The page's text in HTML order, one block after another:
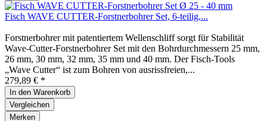
Fisch WAVE CUTTER-Forstnerbohrer Set, 6-teilig,...
Forstnerbohrer mit patentiertem Wellenschliff sorgt für Stabilität
Wave-Cutter-Forstnerbohrer Set mit den Bohrdurchmessern 25 mm,
26 mm, 30 mm, 32 mm, 35 mm und 40 mm. Der Fisch-Tools
„Wave Cutter“ ist zum Bohren von ausrissfreien,...
279,89 € *
In den Warenkorb
Vergleichen
Merken